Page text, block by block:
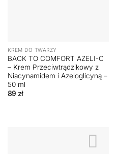
KREM DO TWARZY
BACK TO COMFORT AZELI-C
– Krem Przeciwtrądzikowy z
Niacynamidem i Azeloglicyną –
50 ml
89 zł